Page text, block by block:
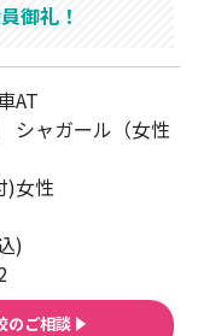
御礼！
AT
シャガール（女性
)女性
)
のご相談